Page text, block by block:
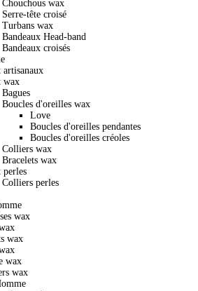
Chouchous wax
Serre-tête croisé
Turbans wax
Bandeaux Head-band
Bandeaux croisés
wax
Bagues
Boucles d'oreilles wax
Love
Boucles d'oreilles pendantes
Boucles d'oreilles créoles
Colliers wax
Bracelets wax
Colliers perles
wax
wax
wax
wax